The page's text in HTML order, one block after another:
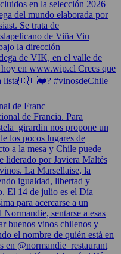
de Franc